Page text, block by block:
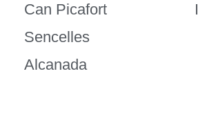
Can Picafort
Sencelles
Alcanada